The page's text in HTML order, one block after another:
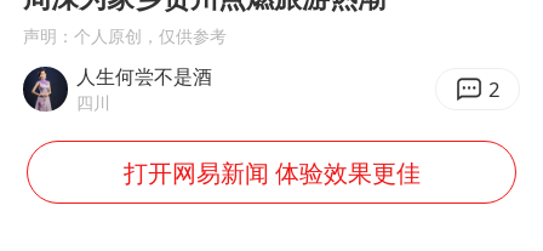
村民谈“梅姨”：叫的其实是“媒姨”
中国养老床位“三连降”
声明：个人原创，仅供参考
人生何尝不是酒
四川 2
打开网易新闻 体验效果更佳